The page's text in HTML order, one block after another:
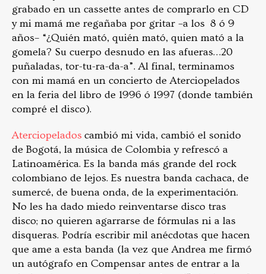
grabado en un cassette antes de comprarlo en CD
y mi mamá me regañaba por gritar –a los 8 ó 9
años– “¿Quién mató, quién mató, quien mató a la
gomela? Su cuerpo desnudo en las afueras…20
puñaladas, tor-tu-ra-da-a”. Al final, terminamos
con mi mamá en un concierto de Aterciopelados
en la feria del libro de 1996 ó 1997 (donde también
compré el disco).
Aterciopelados cambió mi vida, cambió el sonido
de Bogotá, la música de Colombia y refrescó a
Latinoamérica. Es la banda más grande del rock
colombiano de lejos. Es nuestra banda cachaca, de
sumercé, de buena onda, de la experimentación.
No les ha dado miedo reinventarse disco tras
disco; no quieren agarrarse de fórmulas ni a las
disqueras. Podría escribir mil anécdotas que hacen
que ame a esta banda (la vez que Andrea me firmó
un autógrafo en Compensar antes de entrar a la